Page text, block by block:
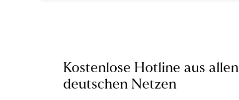
Kostenlose Hotline aus allen
deutschen Netzen